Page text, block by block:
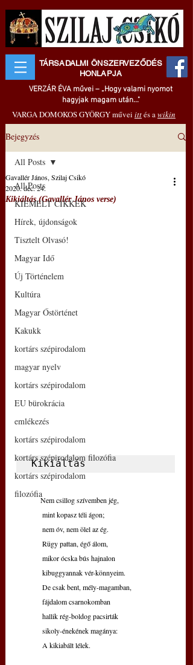
TÁRSADALMI ÖNSZERVEZŐDÉS
HONLAPJA
VERZÁR ÉVA művei – „Hogy valami nyomot
hagyjak magam után..."
VARGA DOMOKOS GYÖRGY művei ittés awikin
Bejegyzés
All Posts
KIEMELT CIKKEK
Hírek, újdonságok
Tisztelt Olvasó!
Magyar Idő
Új Történelem
Kultúra
Magyar Őstörténet
Kakukk
kortárs szépirodalom
magyar nyelv
kortárs szépirodalom
EU bürokrácia
emlékezés
kortárs szépirodalom
kortárs szépirodalom filozófia
kortárs szépirodalom
filozófia
All Posts
Kikiáltás (Gavallér János verse)
Gavallér János, Szilaj Csikó
2020. dec. 24.
Kikiáltás
Nem csillog szívemben jég,
mint kopasz téli ágon;
nem óv, nem ölel az ég.
Rügy pattan, égő álom,
mikor ócska bús hajnalon
kibuggyannak vér-könnyeim.
De csak bent, mély-magamban,
fájdalom csarnokomban
hallik rég-boldog pacsirták
sikoly-énekének magánya:
A kikiabált lélek.